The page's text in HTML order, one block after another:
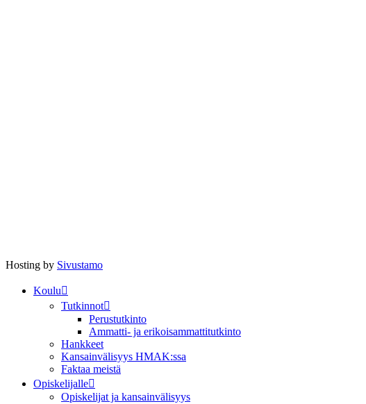
Hosting by Sivustamo
Koulu
Tutkinnot
Perustutkinto
Ammatti- ja erikoisammattitutkinto
Hankkeet
Kansainvälisyys HMAK:ssa
Faktaa meistä
Opiskelijalle
Opiskelijat ja kansainvälisyys